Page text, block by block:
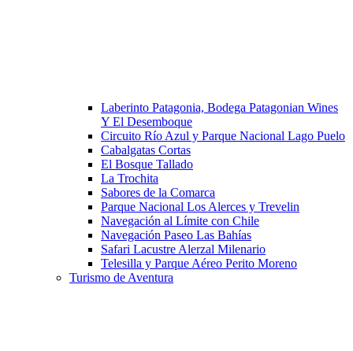
Laberinto Patagonia, Bodega Patagonian Wines
Y El Desemboque
Circuito Río Azul y Parque Nacional Lago Puelo
Cabalgatas Cortas
El Bosque Tallado
La Trochita
Sabores de la Comarca
Parque Nacional Los Alerces y Trevelin
Navegación al Límite con Chile
Navegación Paseo Las Bahías
Safari Lacustre Alerzal Milenario
Telesilla y Parque Aéreo Perito Moreno
Turismo de Aventura